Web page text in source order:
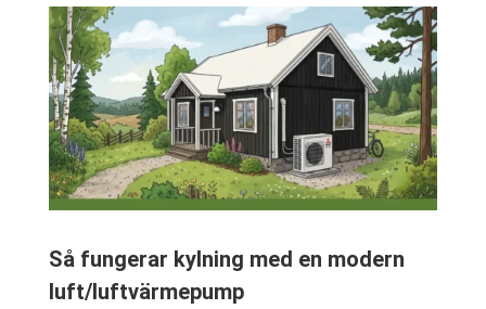
Så fungerar kylning med en modern
luft/luftvärmepump